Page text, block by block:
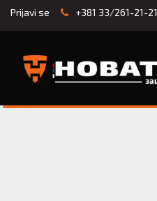
Prijavi se +381 33/261-21-21